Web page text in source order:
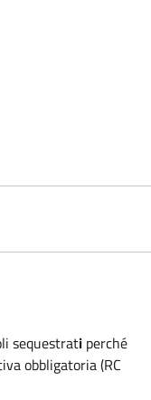
sequestrati perché
obbligatoria (RC